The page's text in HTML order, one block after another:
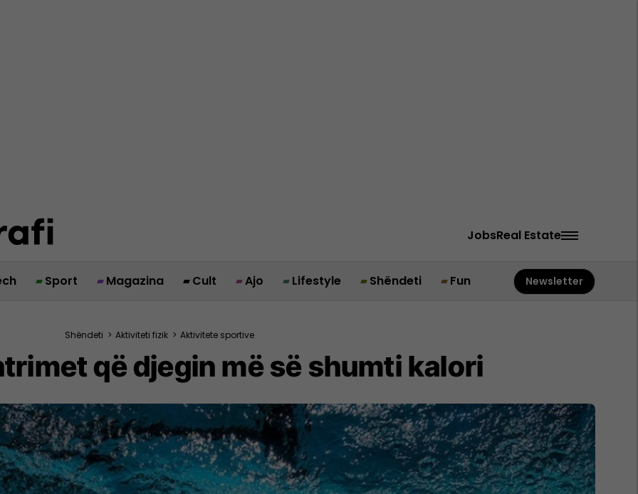
JobsReal Estate
Sport Magazina Cult Ajo Lifestyle Shëndeti Fun Newsletter
Shëndeti > Aktiviteti fizik > Aktivitete sportive
që djegin më së shumti kalori